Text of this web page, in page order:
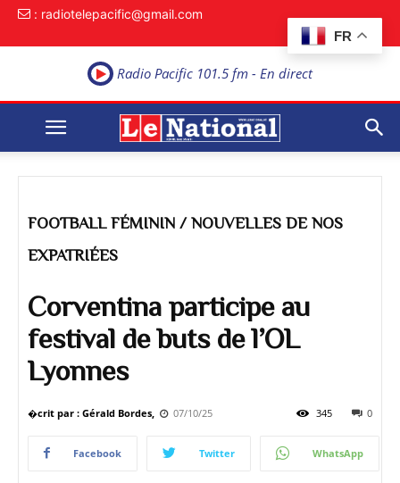
FR
: radiotelepacific@gmail.com
Radio Pacific 101.5 fm - En direct
FOOTBALL FÉMININ / NOUVELLES DE NOS
EXPATRIÉES
Corventina participe au
festival de buts de l’OL
Lyonnes
�crit par : Gérald Bordes, 07/10/25 0
345
Facebook Twitter WhatsApp